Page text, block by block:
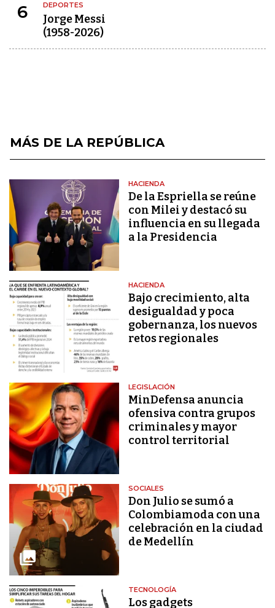
6 DEPORTES
Jorge Messi
(1958-2026)
MÁS DE LA REPÚBLICA
HACIENDA
De la Espriella se reúne
con Milei y destacó su
influencia en su llegada
a la Presidencia
HACIENDA
Bajo crecimiento, alta
desigualdad y poca
gobernanza, los nuevos
retos regionales
LEGISLACIÓN
MinDefensa anuncia
ofensiva contra grupos
criminales y mayor
control territorial
SOCIALES
Don Julio se sumó a
Colombiamoda con una
celebración en la ciudad
de Medellín
TECNOLOGÍA
Los gadgets